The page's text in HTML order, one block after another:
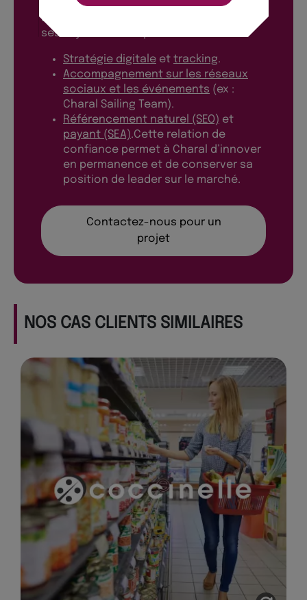
Depuis plus de
, l’agence RnD
accompagne Charal sur l’ensemble de
ses enjeux numériques :
Stratégie digitale et tracking.
Accompagnement sur les réseaux
sociaux et les événements (ex :
Charal Sailing Team).
Référencement naturel (SEO) et
payant (SEA).Cette relation de
confiance permet à Charal d’innover
en permanence et de conserver sa
position de leader sur le marché.
Contactez-nous pour un
projet
NOS CAS CLIENTS SIMILAIRES
COCCINELLE
Grâce à une approche collaborative
avec les affiliés Francap, nous avons
conçu une plateforme alignée avec les
valeurs de la marque, tout en
intégrant des outils performants pour
optimiser la visibilité des magasins et
la gestion des campagnes
promotionnelles locales.
Voir l'étude de cas